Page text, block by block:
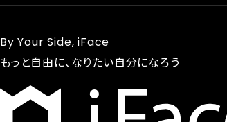
By Your Side, iFace
もっと自由に、なりたい自分になろう